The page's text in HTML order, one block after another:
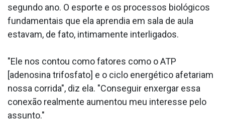
segundo ano. O esporte e os processos biológicos
fundamentais que ela aprendia em sala de aula
estavam, de fato, intimamente interligados.
"Ele nos contou como fatores como o ATP
[adenosina trifosfato] e o ciclo energético afetariam
nossa corrida", diz ela. "Conseguir enxergar essa
conexão realmente aumentou meu interesse pelo
assunto."